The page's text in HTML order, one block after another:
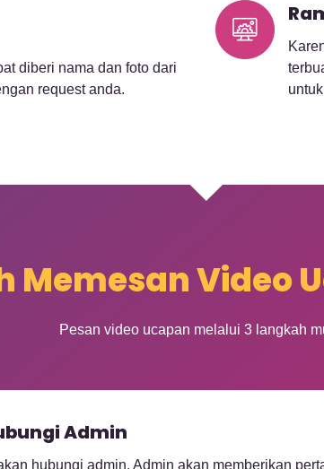
diberi nama dan foto dari
request anda.
Memesan Video
Pesan video ucapan melalui 3 langkah
Admin
hubungi admin. Admin akan memberikan